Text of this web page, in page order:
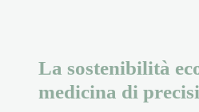
La sostenibilità
medicina di